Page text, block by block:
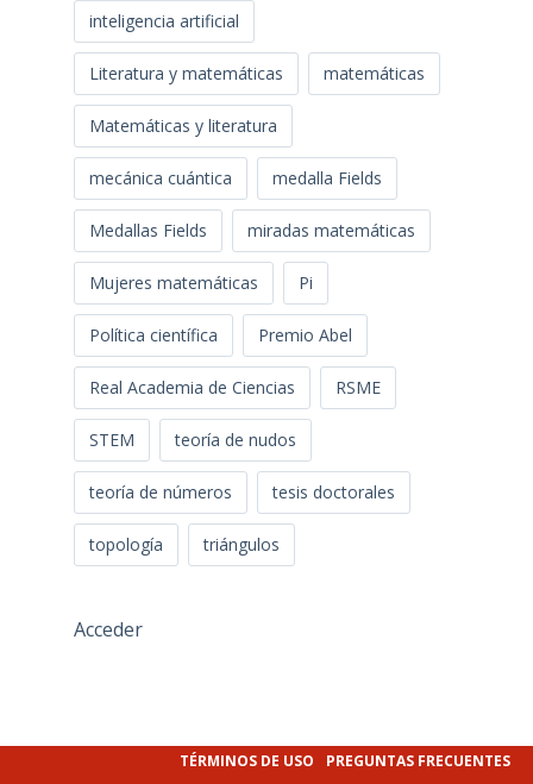
inteligencia artificial
Literatura y matemáticas matemáticas
Matemáticas y literatura
mecánica cuántica medalla Fields
Medallas Fields miradas matemáticas
Mujeres matemáticas Pi
Política científica Premio Abel
Real Academia de Ciencias RSME
STEM teoría de nudos
teoría de números tesis doctorales
topología triángulos
Acceder
TÉRMINOS DE USO PREGUNTAS FRECUENTES